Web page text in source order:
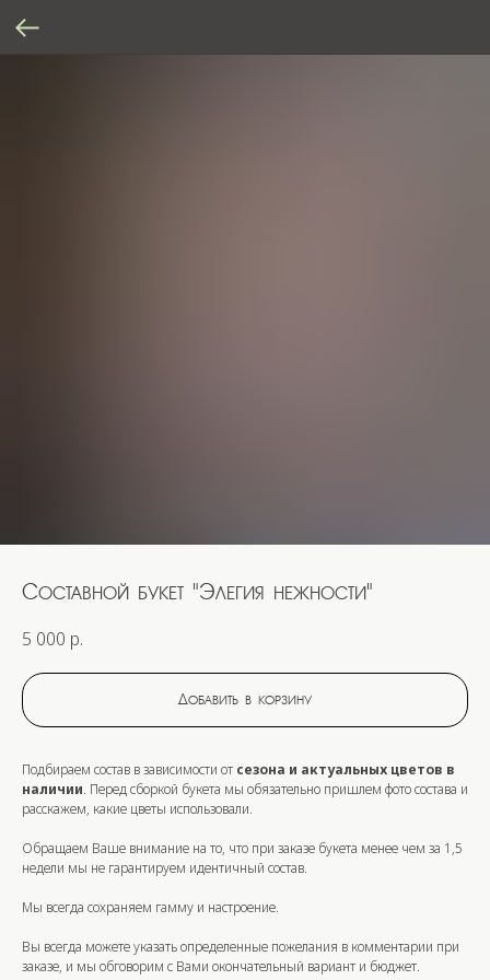
Составной букет "Элегия нежности"
5 000 р.
Добавить в корзину
Подбираем состав в зависимости от сезона и актуальных цветов в
наличии. Перед сборкой букета мы обязательно пришлем фото состава и
расскажем, какие цветы использовали.
Обращаем Ваше внимание на то, что при заказе букета менее чем за 1,5
недели мы не гарантируем идентичный состав.
Мы всегда сохраняем гамму и настроение.
Вы всегда можете указать определенные пожелания в комментарии при
заказе, и мы обговорим с Вами окончательный вариант и бюджет.